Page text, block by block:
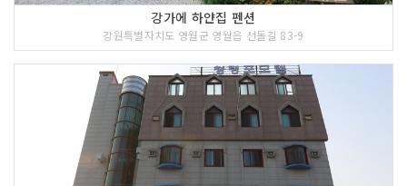
강가에 하얀집 펜션
강원특별자치도 영월군 영월읍 선돌길 83-9